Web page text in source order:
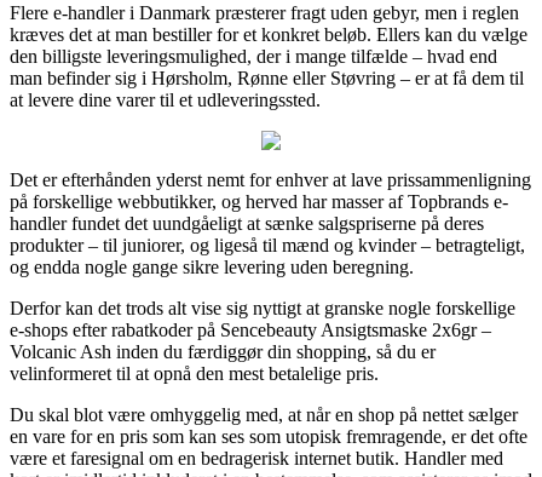
Flere e-handler i Danmark præsterer fragt uden gebyr, men i reglen
kræves det at man bestiller for et konkret beløb. Ellers kan du vælge
den billigste leveringsmulighed, der i mange tilfælde – hvad end
man befinder sig i Hørsholm, Rønne eller Støvring – er at få dem til
at levere dine varer til et udleveringssted.
Det er efterhånden yderst nemt for enhver at lave prissammenligning
på forskellige webbutikker, og herved har masser af Topbrands e-
handler fundet det uundgåeligt at sænke salgspriserne på deres
produkter – til juniorer, og ligeså til mænd og kvinder – betragteligt,
og endda nogle gange sikre levering uden beregning.
Derfor kan det trods alt vise sig nyttigt at granske nogle forskellige
e-shops efter rabatkoder på Sencebeauty Ansigtsmaske 2x6gr –
Volcanic Ash inden du færdiggør din shopping, så du er
velinformeret til at opnå den mest betalelige pris.
Du skal blot være omhyggelig med, at når en shop på nettet sælger
en vare for en pris som kan ses som utopisk fremragende, er det ofte
være et faresignal om en bedragerisk internet butik. Handler med